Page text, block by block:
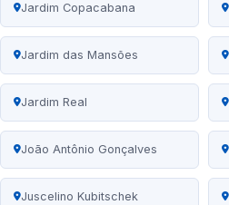
Jardim Copacabana
Jardim das Mansões
Jardim Real
João Antônio Gonçalves
Juscelino Kubitschek